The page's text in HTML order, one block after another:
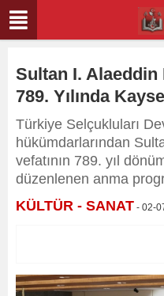
Sultan I. Alaeddin
789. Yılında
Türkiye Selçukluları
hükümdarlarından
vefatının 789. yıl
düzenlenen anma
KÜLTÜR - SANAT - 02-